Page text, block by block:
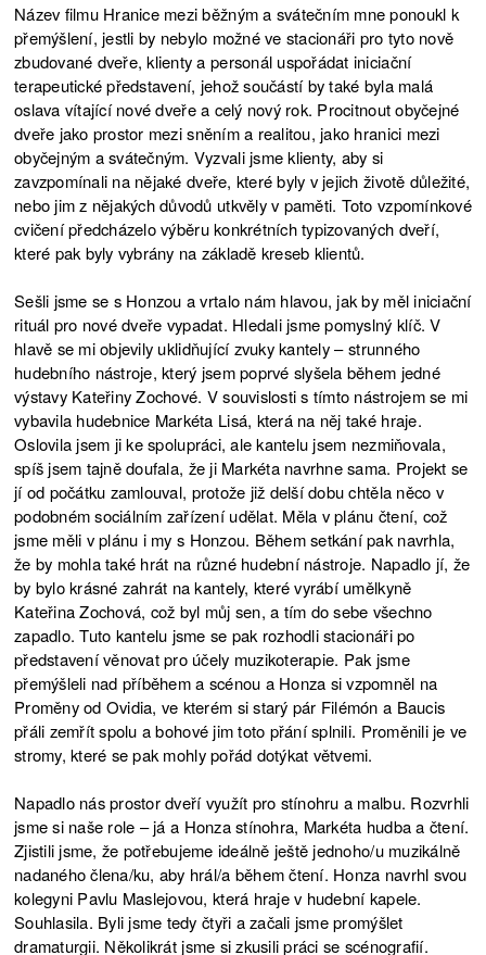
Název filmu Hranice mezi běžným a svátečním mne ponoukl k
přemýšlení, jestli by nebylo možné ve stacionáři pro tyto nově
zbudované dveře, klienty a personál uspořádat iniciační
terapeutické představení, jehož součástí by také byla malá
oslava vítající nové dveře a celý nový rok. Procitnout obyčejné
dveře jako prostor mezi sněním a realitou, jako hranici mezi
obyčejným a svátečným. Vyzvali jsme klienty, aby si
zavzpomínali na nějaké dveře, které byly v jejich životě důležité,
nebo jim z nějakých důvodů utkvěly v paměti. Toto vzpomínkové
cvičení předcházelo výběru konkrétních typizovaných dveří,
které pak byly vybrány na základě kreseb klientů.
Sešli jsme se s Honzou a vrtalo nám hlavou, jak by měl iniciační
rituál pro nové dveře vypadat. Hledali jsme pomyslný klíč. V
hlavě se mi objevily uklidňující zvuky kantely –⁠ strunného
hudebního nástroje, který jsem poprvé slyšela během jedné
výstavy Kateřiny Zochové. V souvislosti s tímto nástrojem se mi
vybavila hudebnice Markéta Lisá, která na něj také hraje.
Oslovila jsem ji ke spolupráci, ale kantelu jsem nezmiňovala,
spíš jsem tajně doufala, že ji Markéta navrhne sama. Projekt se
jí od počátku zamlouval, protože již delší dobu chtěla něco v
podobném sociálním zařízení udělat. Měla v plánu čtení, což
jsme měli v plánu i my s Honzou. Během setkání pak navrhla,
že by mohla také hrát na různé hudební nástroje. Napadlo jí, že
by bylo krásné zahrát na kantely, které vyrábí umělkyně
Kateřina Zochová, což byl můj sen, a tím do sebe všechno
zapadlo. Tuto kantelu jsme se pak rozhodli stacionáři po
představení věnovat pro účely muzikoterapie. Pak jsme
přemýšleli nad příběhem a scénou a Honza si vzpomněl na
Proměny od Ovidia, ve kterém si starý pár Filémón a Baucis
přáli zemřít spolu a bohové jim toto přání splnili. Proměnili je ve
stromy, které se pak mohly pořád dotýkat větvemi.
Napadlo nás prostor dveří využít pro stínohru a malbu. Rozvrhli
jsme si naše role – já a Honza stínohra, Markéta hudba a čtení.
Zjistili jsme, že potřebujeme ideálně ještě jednoho/u muzikálně
nadaného člena/ku, aby hrál/a během čtení. Honza navrhl svou
kolegyni Pavlu Maslejovou, která hraje v hudební kapele.
Souhlasila. Byli jsme tedy čtyři a začali jsme promýšlet
dramaturgii. Několikrát jsme si zkusili práci se scénografií.